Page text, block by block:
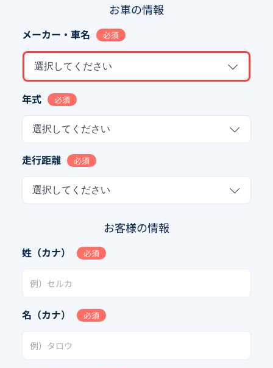
お車の情報
メーカー・車名 必須
選択してください
年式 必須
選択してください
走行距離 必須
選択してください
お客様の情報
姓（カナ） 必須
名（カナ） 必須